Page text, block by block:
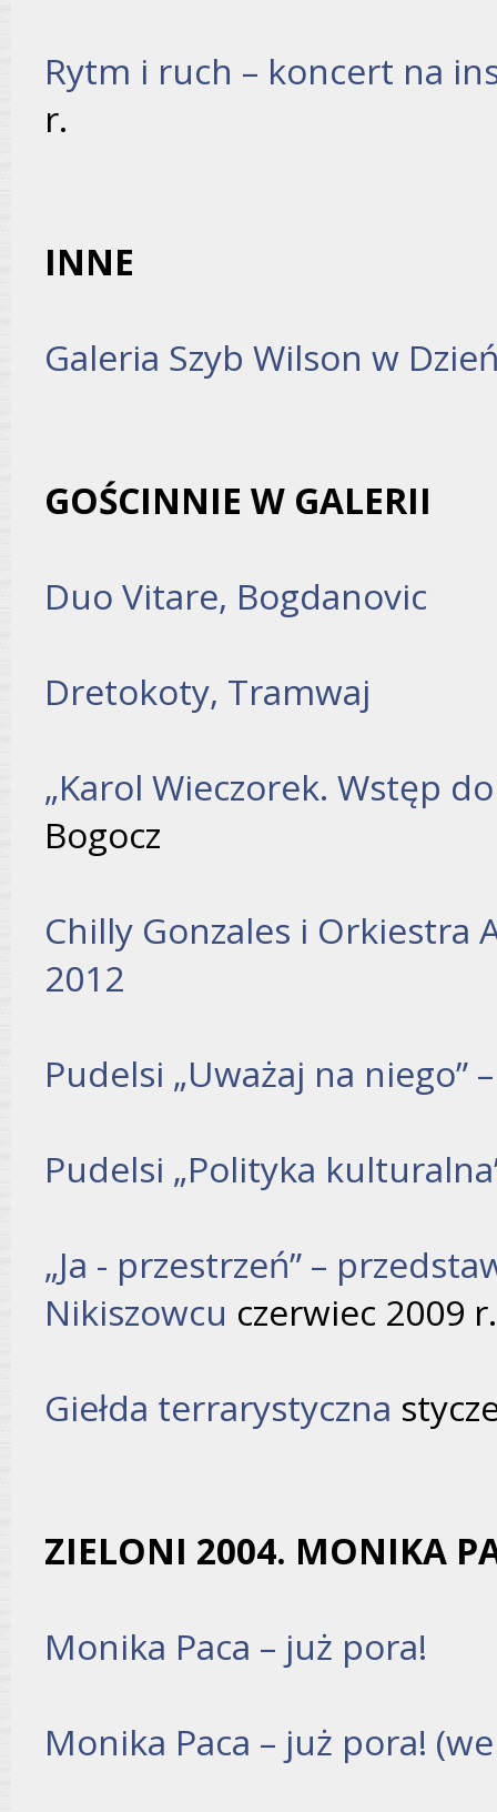
Rytm i ruch – koncert na
r.
INNE
Galeria Szyb Wilson w
GOŚCINNIE W GALERII
Duo Vitare, Bogdanovic
Dretokoty, Tramwaj
„Karol Wieczorek. Wstęp
Bogocz
Chilly Gonzales i Orkiestra
2012
Pudelsi „Uważaj na niego”
Pudelsi „Polityka
„Ja - przestrzeń” –
Nikiszowcu czerwiec 2009 r.
Giełda terrarystyczna
ZIELONI 2004. MONIKA
Monika Paca – już pora!
Monika Paca – już pora!